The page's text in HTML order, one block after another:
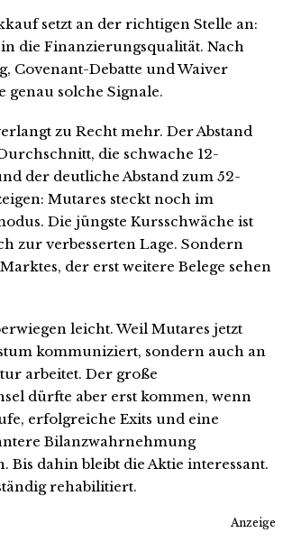
setzt an der richtigen Stelle an:
die Finanzierungsqualität. Nach
Covenant-Debatte und Waiver
genau solche Signale.
zu Recht mehr. Der Abstand
die schwache 12-
der deutliche Abstand zum 52-
Mutares steckt noch im
Die jüngste Kursschwäche ist
zur verbesserten Lage. Sondern
der erst weitere Belege sehen
leicht. Weil Mutares jetzt
kommuniziert, sondern auch an
arbeitet. Der große
dürfte aber erst kommen, wenn
erfolgreiche Exits und eine
Bilanzwahrnehmung
Bis dahin bleibt die Aktie interessant.
rehabilitiert.
Anzeige